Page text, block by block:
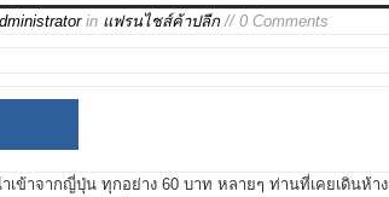
in แฟรนไชส์ค้าปลีก // 0 Comments
เข้าจากญี่ปุ่น ทุกอย่าง 60 บาท หลายๆ ท่านที่เคยเดินห้า